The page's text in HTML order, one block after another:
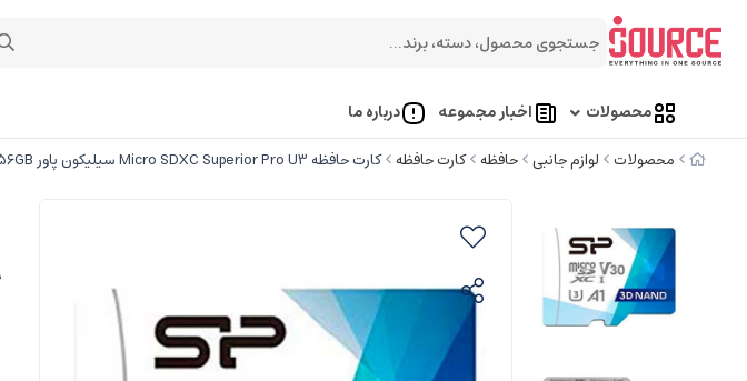
محصولات اخبار مجموعه درباره ما
محصولات لوازم جانبی حافظه کارت حافظه کارت حافظه‌ Micro SDXC Superior Pro U3 سیلیکون پاور 256GB به همراه آداپتور